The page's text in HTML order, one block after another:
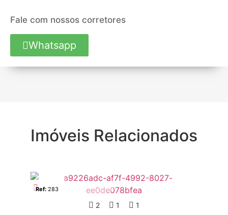
Fale com nossos corretores
Whatsapp
Imóveis Relacionados
Apartamento
Ref: 283
2 1 1